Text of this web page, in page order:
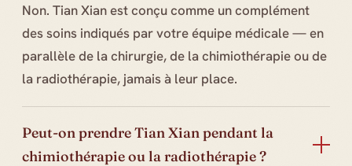
Non. Tian Xian est conçu comme un complément
des soins indiqués par votre équipe médicale — en
parallèle de la chirurgie, de la chimiothérapie ou de
la radiothérapie, jamais à leur place.
Peut-on prendre Tian Xian pendant la
chimiothérapie ou la radiothérapie ?